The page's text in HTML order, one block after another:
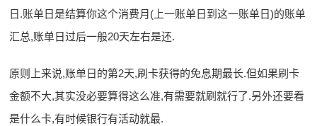
日.账单日是结算你这个消费月(上一账单日到这一账单日)的账单
汇总,账单日过后一般20天左右是还.
原则上来说,账单日的第2天,刷卡获得的免息期最长.但如果刷卡
金额不大,其实没必要算得这么准,有需要就刷就行了.另外还要看
是什么卡,有时候银行有活动就最.